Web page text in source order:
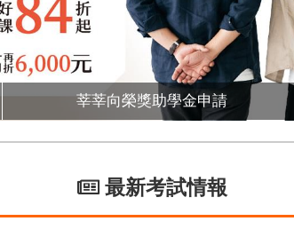
莘莘向榮獎助學金申請
最新考試情報